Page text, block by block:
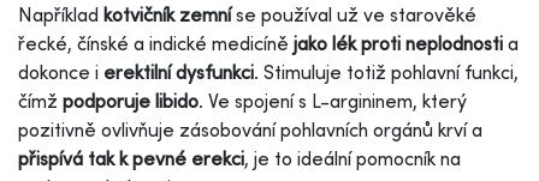
Například kotvičník zemníse používal už ve starověké
řecké, čínské a indické medicíně jako lék proti neplodnosti a
dokonce i erektilní dysfunkci. Stimuluje totiž pohlavní funkci,
čímž podporuje libido. Ve spojení s L-argininem, který
pozitivně ovlivňuje zásobování pohlavních orgánů krví a
přispívá tak k pevné erekci, je to ideální pomocník na